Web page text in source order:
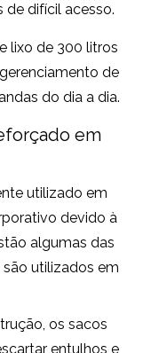
de difícil acesso.
lixo de 300 litros
de
do dia a dia.
em
utilizado em
devido à
algumas das
utilizados em
os sacos
entulhos e